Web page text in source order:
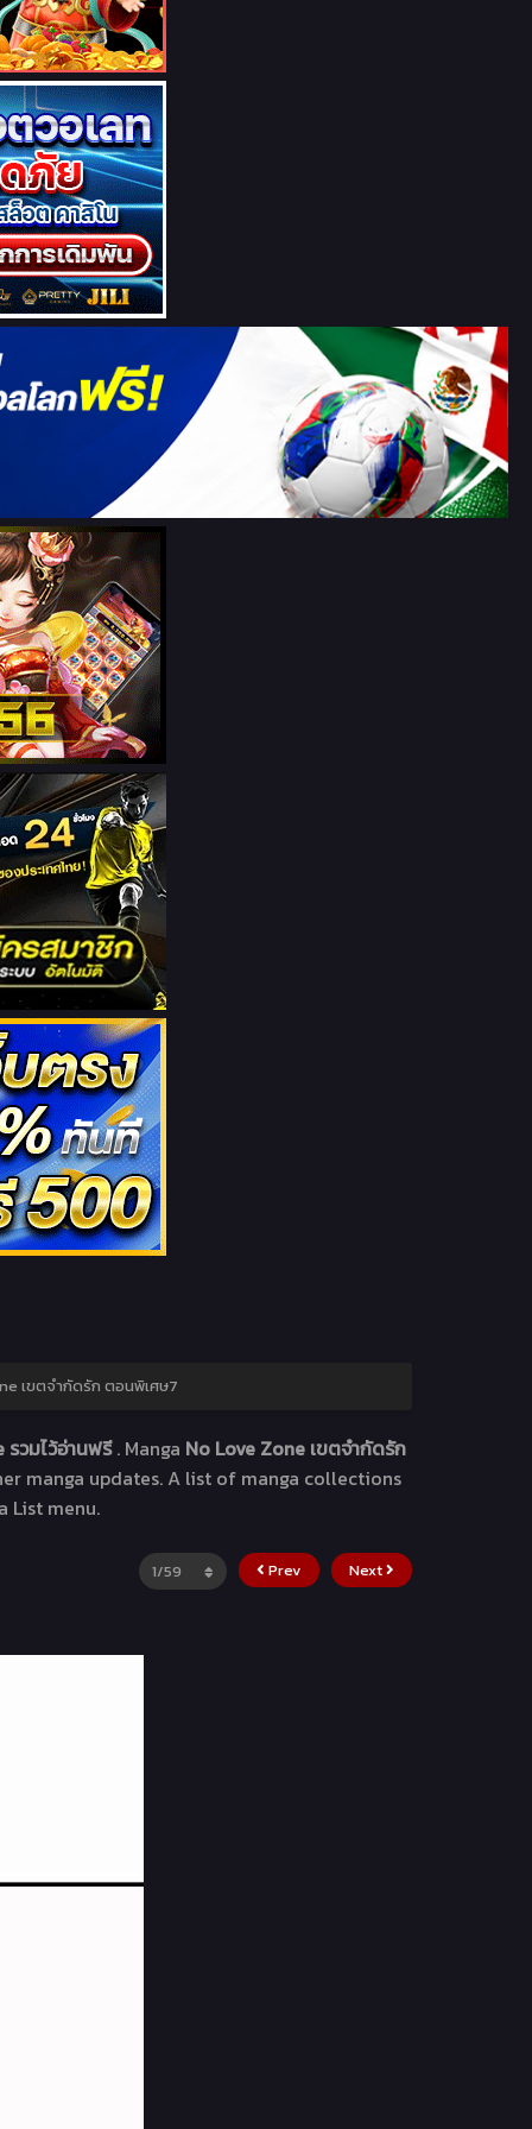
เขตจำกัดรัก ตอนพิเศษ7
รวมไว้อ่านฟรี. Manga No Love Zone เขตจำกัดรัก
manga updates. A list of manga collections
List menu.
Prev Next